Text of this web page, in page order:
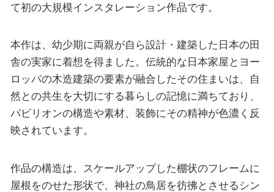
て初の大規模インスタレーション作品です。
本作は、幼少期に両親が自ら設計・建築した日本の田
舎の実家に着想を得ました。伝統的な日本家屋とヨー
ロッパの木造建築の要素が融合したその住まいは、自
然との共生を大切にする暮らしの記憶に満ちており、
パビリオンの構造や素材、装飾にその精神が色濃く反
映されています。
作品の構造は、スケールアップした棚状のフレームに
屋根をのせた形状で、神社の鳥居を彷彿とさせるシン